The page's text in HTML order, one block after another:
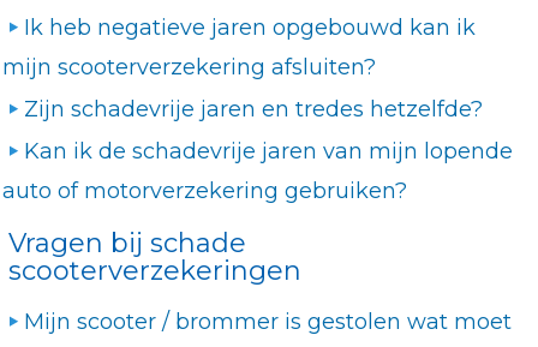
Ik heb negatieve jaren opgebouwd kan ik
mijn scooterverzekering afsluiten?
Zijn schadevrije jaren en tredes hetzelfde?
Kan ik de schadevrije jaren van mijn lopende
auto of motorverzekering gebruiken?
Vragen bij schade
scooterverzekeringen
Mijn scooter / brommer is gestolen wat moet